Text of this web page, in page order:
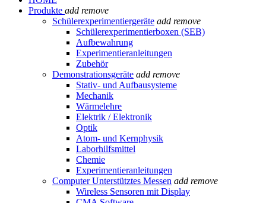
Produkte add remove
Schülerexperimentiergeräte add remove
Schülerexperimentierboxen (SEB)
Aufbewahrung
Experimentieranleitungen
Zubehör
Demonstrationsgeräte add remove
Stativ- und Aufbausysteme
Mechanik
Wärmelehre
Elektrik / Elektronik
Optik
Atom- und Kernphysik
Laborhilfsmittel
Chemie
Experimentieranleitungen
Computer Unterstütztes Messen add remove
Wireless Sensoren mit Display